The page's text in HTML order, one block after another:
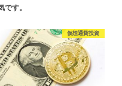
です。
仮想通貨投資